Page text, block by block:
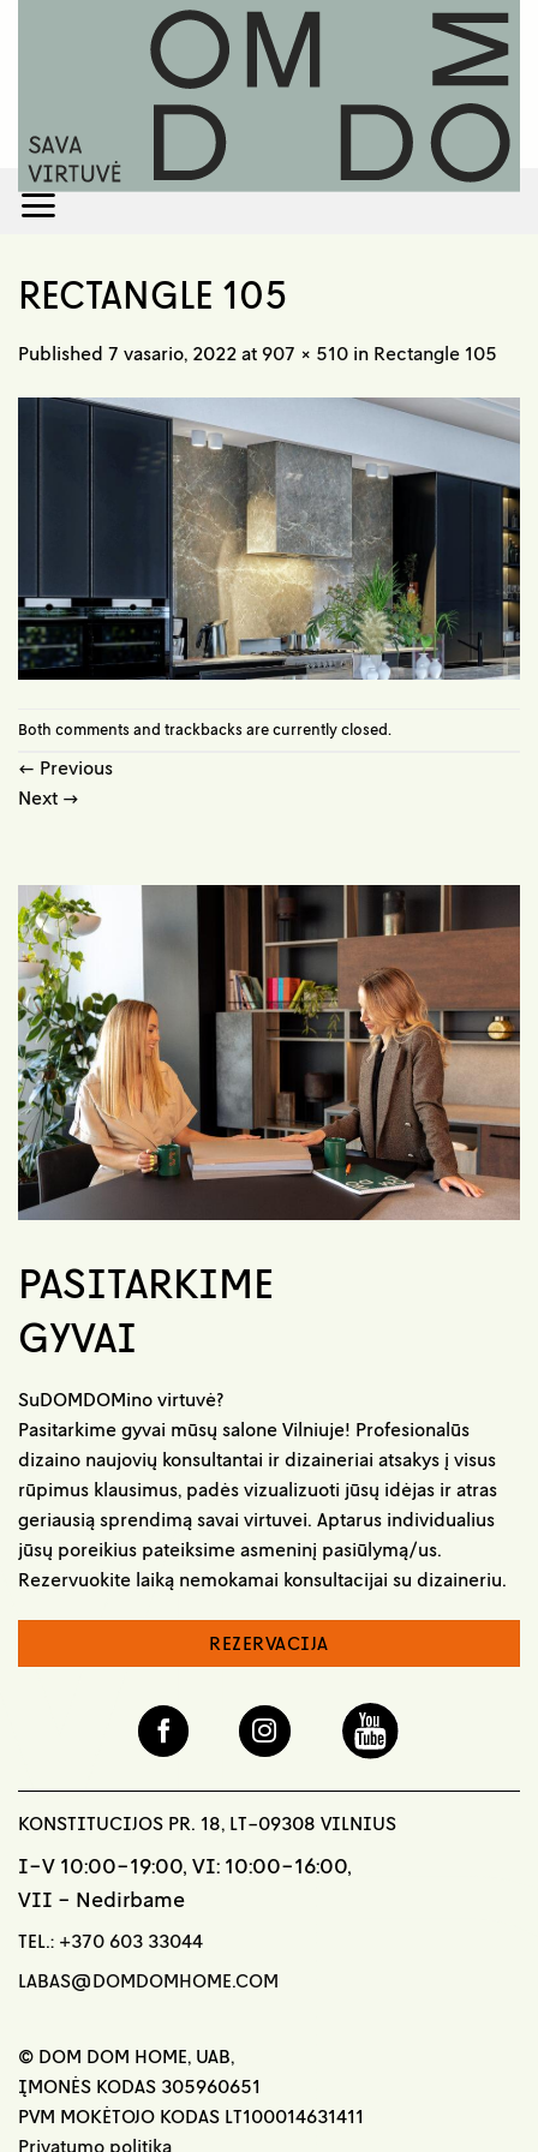
RECTANGLE 105
Published 7 vasario, 2022 at 907 × 510 in Rectangle 105
Both comments and trackbacks are currently closed.
← Previous
Next →
PASITARKIME
GYVAI
SuDOMDOMino virtuvė?
Pasitarkime gyvai mūsų salone Vilniuje! Profesionalūs
dizaino naujovių konsultantai ir dizaineriai atsakys į visus
rūpimus klausimus, padės vizualizuoti jūsų idėjas ir atras
geriausią sprendimą savai virtuvei. Aptarus individualius
jūsų poreikius pateiksime asmeninį pasiūlymą/us.
Rezervuokite laiką nemokamai konsultacijai su dizaineriu.
REZERVACIJA
KONSTITUCIJOS PR. 18, LT-09308 VILNIUS
I-V 10:00-19:00, VI: 10:00-16:00,
VII - Nedirbame
TEL.: +370 603 33044
LABAS@DOMDOMHOME.COM
© DOM DOM HOME, UAB,
ĮMONĖS KODAS 305960651
PVM MOKĖTOJO KODAS LT100014631411
Privatumo politika